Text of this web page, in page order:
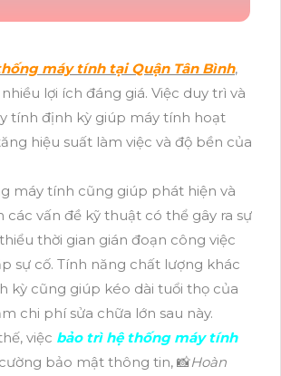
máy tính tại Quận Tân Bình,
lợi ích đáng giá. Việc duy trì và
tính định kỳ giúp máy tính hoạt
hiệu suất làm việc và độ bền của
máy tính cũng giúp phát hiện và
các vấn đề kỹ thuật có thể gây ra sự
thời gian gián đoạn công việc
sự cố. Tính năng chất lượng khác
kỳ cũng giúp kéo dài tuổi thọ của
chi phí sửa chữa lớn sau này.
việc bảo trì hệ thống máy tính
bảo mật thông tin, 📸Hoàn